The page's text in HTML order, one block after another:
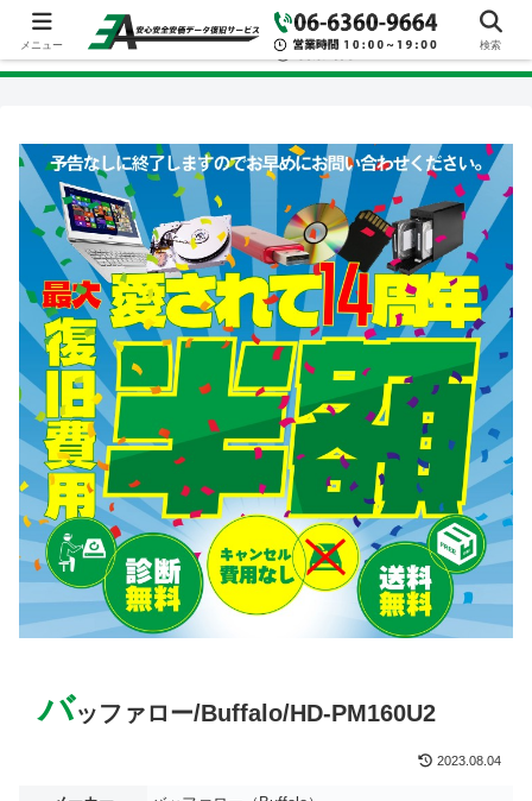
バッファロー/Buffalo/HD-PM160U2
2023.08.04
メニュー 検索